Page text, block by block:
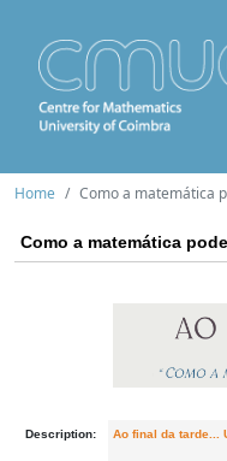
Home Como a matemática
Como a matemática
Description: Ao final da tarde...